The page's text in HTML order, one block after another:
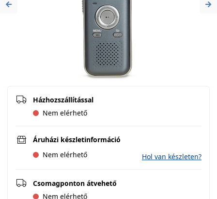
Previous
Házhozszállítással
Nem elérhető
Áruházi készletinformáció
Nem elérhető
Hol van készleten?
Csomagponton átvehető
Nem elérhető